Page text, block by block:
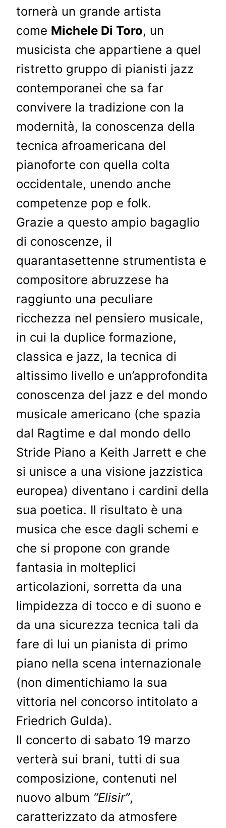
tornerà un grande artista
come Michele Di Toro, un
musicista che appartiene a quel
ristretto gruppo di pianisti jazz
contemporanei che sa far
convivere la tradizione con la
modernità, la conoscenza della
tecnica afroamericana del
pianoforte con quella colta
occidentale, unendo anche
competenze pop e folk.
Grazie a questo ampio bagaglio
di conoscenze, il
quarantasettenne strumentista e
compositore abruzzese ha
raggiunto una peculiare
ricchezza nel pensiero musicale,
in cui la duplice formazione,
classica e jazz, la tecnica di
altissimo livello e un’approfondita
conoscenza del jazz e del mondo
musicale americano (che spazia
dal Ragtime e dal mondo dello
Stride Piano a Keith Jarrett e che
si unisce a una visione jazzistica
europea) diventano i cardini della
sua poetica. Il risultato è una
musica che esce dagli schemi e
che si propone con grande
fantasia in molteplici
articolazioni, sorretta da una
limpidezza di tocco e di suono e
da una sicurezza tecnica tali da
fare di lui un pianista di primo
piano nella scena internazionale
(non dimentichiamo la sua
vittoria nel concorso intitolato a
Friedrich Gulda).
Il concerto di sabato 19 marzo
verterà sui brani, tutti di sua
composizione, contenuti nel
nuovo album “Elisir”,
caratterizzato da atmosfere